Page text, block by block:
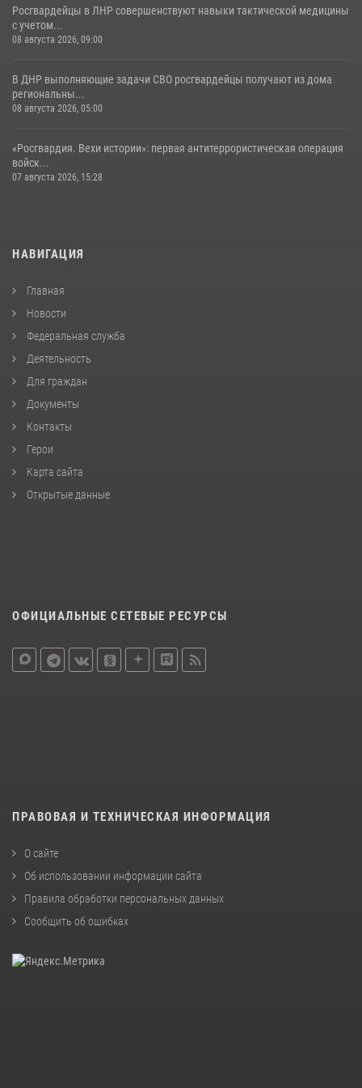
Росгвардейцы в ЛНР совершенствуют навыки тактической медицины
с учетом...
08 августа 2026, 09:00
В ДНР выполняющие задачи СВО росгвардейцы получают из дома
региональны...
08 августа 2026, 05:00
«Росгвардия. Вехи истории»: первая антитеррористическая операция
войск...
07 августа 2026, 15:28
НАВИГАЦИЯ
Главная
Новости
Федеральная служба
Деятельность
Для граждан
Документы
Контакты
Герои
Карта сайта
Открытые данные
ОФИЦИАЛЬНЫЕ СЕТЕВЫЕ РЕСУРСЫ
ПРАВОВАЯ И ТЕХНИЧЕСКАЯ ИНФОРМАЦИЯ
О сайте
Об использовании информации сайта
Правила обработки персональных данных
Сообщить об ошибках